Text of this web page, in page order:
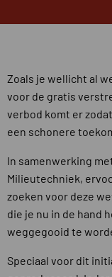
Zoals je wellicht al
voor de gratis
verbod komt er
een schonere
In samenwerking
Milieutechniek,
zoeken voor deze
die je nu in de hand
weggegooid te
Speciaal voor dit